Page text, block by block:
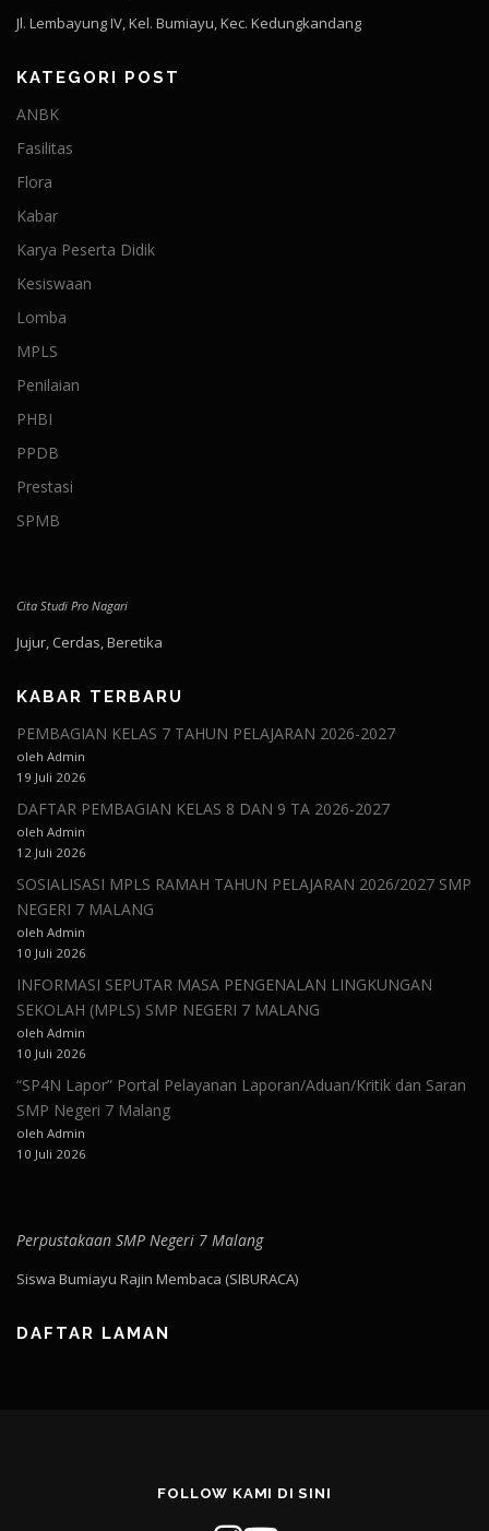
Jl. Lembayung IV, Kel. Bumiayu, Kec. Kedungkandang
KATEGORI POST
ANBK
Fasilitas
Flora
Kabar
Karya Peserta Didik
Kesiswaan
Lomba
MPLS
Penilaian
PHBI
PPDB
Prestasi
SPMB
Cita Studi Pro Nagari
Jujur, Cerdas, Beretika
KABAR TERBARU
PEMBAGIAN KELAS 7 TAHUN PELAJARAN 2026-2027
oleh Admin
19 Juli 2026
DAFTAR PEMBAGIAN KELAS 8 DAN 9 TA 2026-2027
oleh Admin
12 Juli 2026
SOSIALISASI MPLS RAMAH TAHUN PELAJARAN 2026/2027 SMP
NEGERI 7 MALANG
oleh Admin
10 Juli 2026
INFORMASI SEPUTAR MASA PENGENALAN LINGKUNGAN
SEKOLAH (MPLS) SMP NEGERI 7 MALANG
oleh Admin
10 Juli 2026
“SP4N Lapor” Portal Pelayanan Laporan/Aduan/Kritik dan Saran
SMP Negeri 7 Malang
oleh Admin
10 Juli 2026
Perpustakaan SMP Negeri 7 Malang
Siswa Bumiayu Rajin Membaca (SIBURACA)
DAFTAR LAMAN
FOLLOW KAMI DI SINI